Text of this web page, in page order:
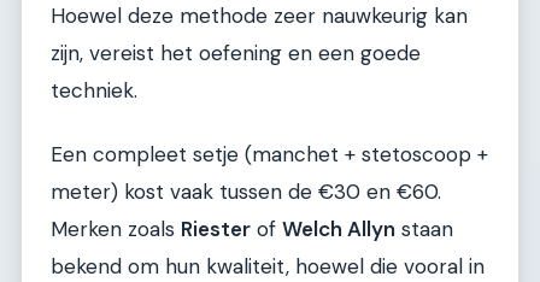
Hoewel deze methode zeer nauwkeurig kan
zijn, vereist het oefening en een goede
techniek.
Een compleet setje (manchet + stetoscoop +
meter) kost vaak tussen de €30 en €60.
Merken zoals Riester of Welch Allyn staan
bekend om hun kwaliteit, hoewel die vooral in